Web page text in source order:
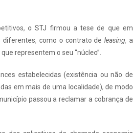
o STJ firmou a tese de que em
diferentes, como o contrato deleasing, a
representem o seu “núcleo”.
estabelecidas (existência ou não de
em mais de uma localidade), de modo
passou a reclamar a cobrança de